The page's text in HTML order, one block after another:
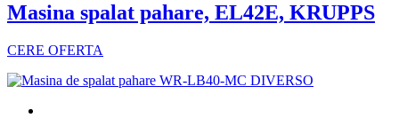
Masina spalat pahare, EL42E, KRUPPS
CERE OFERTA